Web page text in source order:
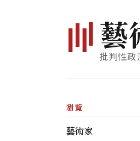
藝
批判性
瀏覽
藝術家